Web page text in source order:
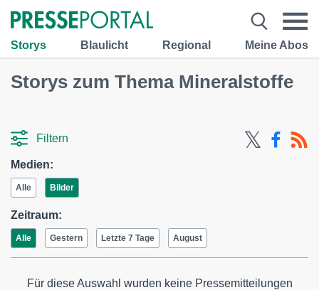
Storys Blaulicht Regional Meine Abos
Storys zum Thema Mineralstoffe
Filtern
Medien:
Alle Bilder
Zeitraum:
Alle Gestern Letzte 7 Tage August
Für diese Auswahl wurden keine Pressemitteilungen